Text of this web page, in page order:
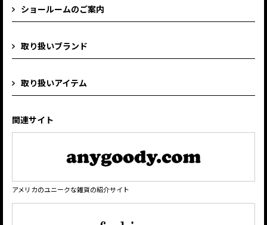
ショールームのご案内
取り扱いブランド
取り扱いアイテム
関連サイト
アメリカのユニークな雑貨の紹介サイト